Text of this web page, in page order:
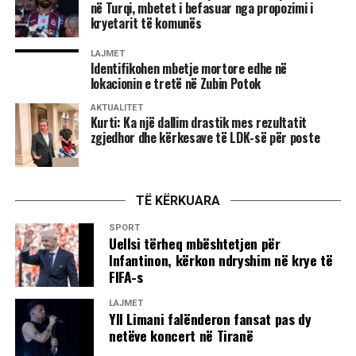
ndaj klientit, ndërmarrësinë sociale, platformat për startup-
e, metodat Agile, si dhe u ndanë përvoja suksesi nga
kompani si Elkos Group dhe Frutex.
Po ashtu, Fakulteti i Shkencave të Ushqimit, Agrikulturës
dhe Mjedisit u përqendrua te shkenca e inovacioni në
shërbim të cilësisë së ushqimit, sigurisë ushqimore dhe
prodhimit të qëndrueshëm agro-bujqësor, ndërsa Fakulteti
Media dhe Komunikim, në bashkëpunim ndëruniversitar,
krijimin e podkasteve edukative, storytelling-un digjital dhe
digjitalizimin e tregimeve popullore.
Një kontribut të madh këtij festi i dhanë edhe Fakulteti i
Arkitekturës dhe ai i Inxhinierisë Ndërtimore. Në kuadër të
Akademisë Verore me temë “NEO HABITAT: Rethinking
Urban Space, Architecture & Heritage”, Fakulteti i
Arkitekturës dhe Planifikimit Hapësinor trajtoi ndërlidhjen e
në Turqi, mbetet i befasuar nga propozimi i
kryetarit të komunës
LAJMET
Identifikohen mbetje mortore edhe në
lokacionin e tretë në Zubin Potok
AKTUALITET
Kurti: Ka një dallim drastik mes rezultatit
zgjedhor dhe kërkesave të LDK-së për poste
TË KËRKUARA
SPORT
Uellsi tërheq mbështetjen për
Infantinon, kërkon ndryshim në krye të
FIFA-s
LAJMET
Yll Limani falënderon fansat pas dy
netëve koncert në Tiranë